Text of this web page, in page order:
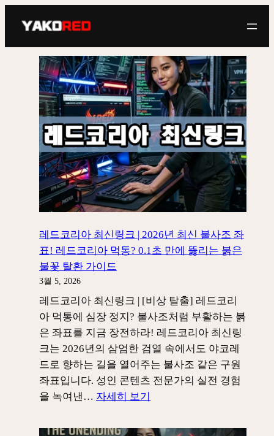
레드코리아 최신링크 | 2026년 최신 불사조 좌
표! 레드코리아 먹통? 0.1초 만에 뚫리는 붉은
불꽃 탈환 가이드
3월 5, 2026
레드코리아 최신링크 | [비상 탈출] 레드코리
아 먹통에 심장 정지? 불사조처럼 부활하는 붉
은 좌표를 지금 장전하라! 레드코리아 최신링
크는 2026년의 삼엄한 검열 속에서도 야코레
드로 향하는 길을 열어주는 불사조 같은 구원
좌표입니다. 성인 콘텐츠 전문가의 실전 경험
을 녹여낸… 자세히 보기
드